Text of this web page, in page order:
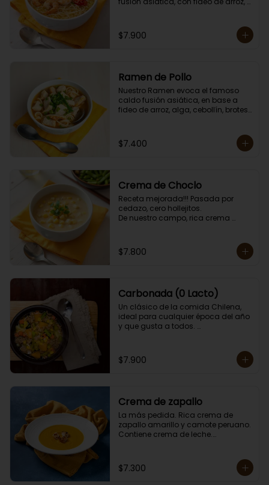
Porción individual lista para servir
de 750 grs. Cero lacto.
$7.900
Ramen de Pollo
Nuestro Ramen evoca el famoso
caldo fusión asiática, en base a
fideo de arroz, alga, cebollín, brotes
Porción individual lista para servir
de 750 grs. Cero lacto.
$7.400
Crema de Choclo
Receta mejorada!!! Pasada por
cedazo, cero hollejitos.
De nuestro campo, rica crema
Contiene crema de leche.
Porción individual lista para servir
$7.800
Carbonada (0 Lacto)
Un clásico de la comida Chilena,
ideal para cualquier época del año
y que gusta a todos.
arroz y carne.
Porción individual lista para servir
$7.900
Crema de zapallo
La más pedida. Rica crema de
zapallo amarillo y camote peruano.
Contiene crema de leche.
$7.300